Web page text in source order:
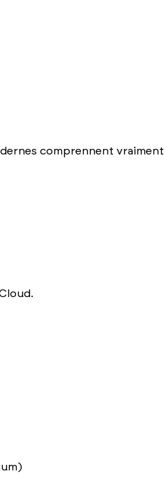
comprennent vraiment